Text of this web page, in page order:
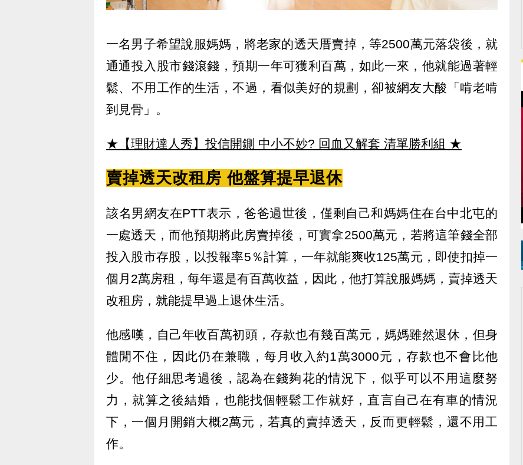
一名男子希望說服媽媽，將老家的透天厝賣掉，等2500萬元落袋後，就
通通投入股市錢滾錢，預期一年可獲利百萬，如此一來，他就能過著輕
鬆、不用工作的生活，不過，看似美好的規劃，卻被網友大酸「啃老啃
到見骨」。
★【理財達人秀】投信開鍘 中小不妙? 回血又解套 清單勝利組 ★
賣掉透天改租房 他盤算提早退休
該名男網友在PTT表示，爸爸過世後，僅剩自己和媽媽住在台中北屯的
一處透天，而他預期將此房賣掉後，可實拿2500萬元，若將這筆錢全部
投入股市存股，以投報率5％計算，一年就能爽收125萬元，即使扣掉一
個月2萬房租，每年還是有百萬收益，因此，他打算說服媽媽，賣掉透天
改租房，就能提早過上退休生活。
他感嘆，自己年收百萬初頭，存款也有幾百萬元，媽媽雖然退休，但身
體閒不住，因此仍在兼職，每月收入約1萬3000元，存款也不會比他
少。他仔細思考過後，認為在錢夠花的情況下，似乎可以不用這麼努
力，就算之後結婚，也能找個輕鬆工作就好，直言自己在有車的情況
下，一個月開銷大概2萬元，若真的賣掉透天，反而更輕鬆，還不用工
作。